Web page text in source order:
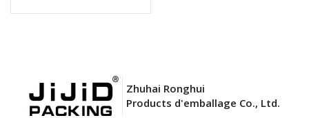
Zhuhai Ronghui
Products d'emballage Co., Ltd.